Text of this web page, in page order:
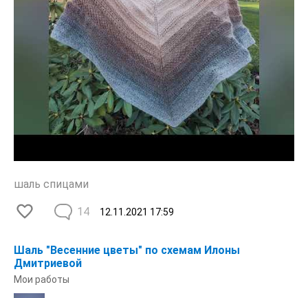
шаль спицами
12.11.2021 17:59
14
Шаль "Весенние цветы" по схемам Илоны
Дмитриевой
Мои работы